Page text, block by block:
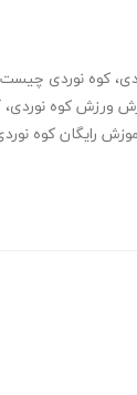
، کوه نوردی چیست
ورزش کوه نوردی،
رایگان کوه